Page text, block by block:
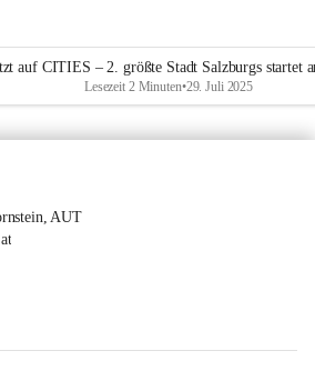
auf CITIES – 2. größte Stadt Salzburgs startet
Lesezeit 2 Minuten•29. Juli 2025
AUT